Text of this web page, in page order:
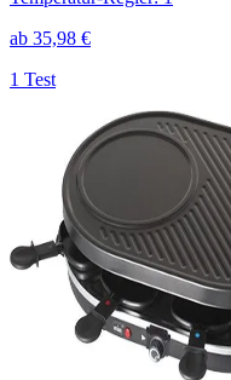
ab 35,98 €
1 Test